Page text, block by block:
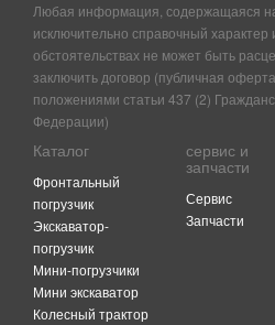
Любая информация, содержащаяся
исключительно справочный характер
обстоятельствах не может быть
заключить договор (публичная
положениями статьи 437 (2)
Федерации)
Каталог
Фронтальный
погрузчик
Экскаватор-
погрузчик
Мини-погрузчики
Мини экскаватор
Колесный трактор
сервис и
запчасти
Сервис
Запчасти